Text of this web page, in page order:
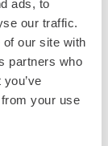
ads, to
our traffic.
our site with
partners who
your use